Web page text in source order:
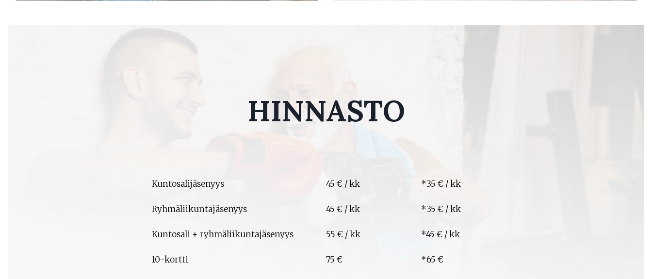
HINNASTO
Kuntosalijäsenyys 45 € / kk *35 € / kk
Ryhmäliikuntajäsenyys 45 € / kk *35 € / kk
Kuntosali + ryhmäliikuntajäsenyys 55 € / kk *45 € / kk
10-kortti 75 € *65 €